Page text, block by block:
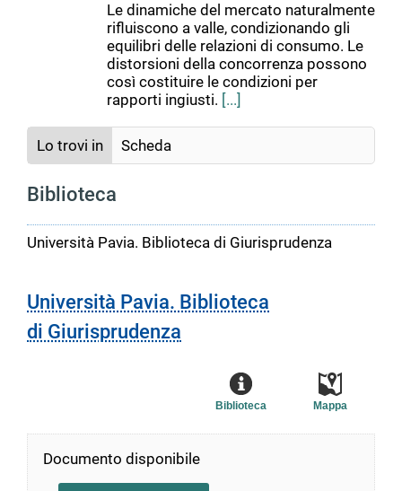
Le dinamiche del mercato naturalmente
rifluiscono a valle, condizionando gli
equilibri delle relazioni di consumo. Le
distorsioni della concorrenza possono
così costituire le condizioni per
rapporti ingiusti. [...]
Lo trovi in Scheda
Biblioteca
Università Pavia. Biblioteca di Giurisprudenza
Università Pavia. Biblioteca
di Giurisprudenza
Mappa
Biblioteca
Documento disponibile